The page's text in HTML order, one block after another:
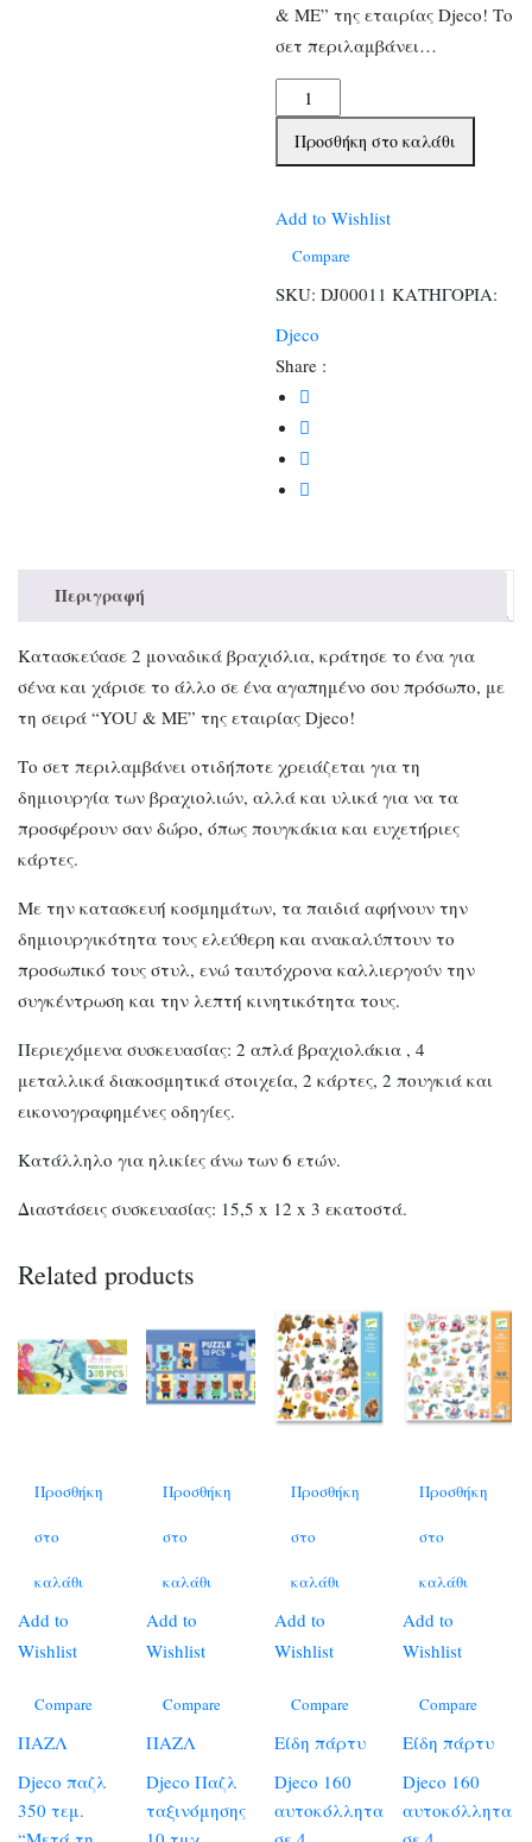
& ME” της εταιρίας Djeco! Το
σετ περιλαμβάνει…
Djeco
Κατασκευάζω
βραχιόλια
κορδέλα
Πουλιά
Προσθήκη στο καλάθι
Add to Wishlist
Compare
SKU: DJ00011 ΚΑΤΗΓΟΡΙΑ:
Djeco
Share :
Περιγραφή
Κατασκεύασε 2 μοναδικά βραχιόλια, κράτησε το ένα για
σένα και χάρισε το άλλο σε ένα αγαπημένο σου πρόσωπο, με
τη σειρά “YOU & ME” της εταιρίας Djeco!
Το σετ περιλαμβάνει οτιδήποτε χρειάζεται για τη
δημιουργία των βραχιολιών, αλλά και υλικά για να τα
προσφέρουν σαν δώρο, όπως πουγκάκια και ευχετήριες
κάρτες.
Με την κατασκευή κοσμημάτων, τα παιδιά αφήνουν την
δημιουργικότητα τους ελεύθερη και ανακαλύπτουν το
προσωπικό τους στυλ, ενώ ταυτόχρονα καλλιεργούν την
συγκέντρωση και την λεπτή κινητικότητα τους.
Περιεχόμενα συσκευασίας: 2 απλά βραχιολάκια , 4
μεταλλικά διακοσμητικά στοιχεία, 2 κάρτες, 2 πουγκιά και
εικονογραφημένες οδηγίες.
Κατάλληλο για ηλικίες άνω των 6 ετών.
Διαστάσεις συσκευασίας: 15,5 x 12 x 3 εκατοστά.
Related products
Προσθήκη
στο
καλάθι
Add to
Wishlist
Compare
ΠΑΖΛ
Djeco παζλ
350 τεμ.
Προσθήκη
στο
καλάθι
Add to
Wishlist
Compare
ΠΑΖΛ
Djeco Παζλ
ταξινόμησης
Προσθήκη
στο
καλάθι
Add to
Wishlist
Compare
Είδη πάρτυ
Djeco 160
αυτοκόλλητα
Προσθήκη
στο
καλάθι
Add to
Wishlist
Compare
Είδη πάρτυ
Djeco 160
αυτοκόλλητα